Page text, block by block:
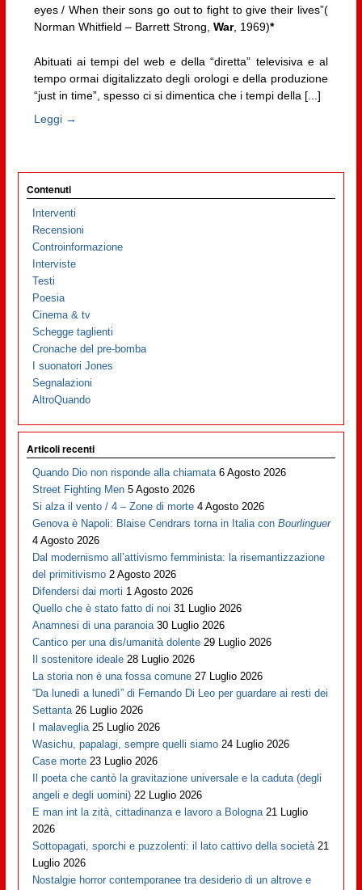
eyes / When their sons go out to fight to give their lives”(
Norman Whitfield – Barrett Strong, War, 1969)*
Abituati ai tempi del web e della “diretta” televisiva e al
tempo ormai digitalizzato degli orologi e della produzione
“just in time”, spesso ci si dimentica che i tempi della [...]
Leggi →
Contenuti
Interventi
Recensioni
Controinformazione
Interviste
Testi
Poesia
Cinema & tv
Schegge taglienti
Cronache del pre-bomba
I suonatori Jones
Segnalazioni
AltroQuando
Articoli recenti
Quando Dio non risponde alla chiamata 6 Agosto 2026
Street Fighting Men 5 Agosto 2026
Si alza il vento / 4 – Zone di morte 4 Agosto 2026
Genova è Napoli: Blaise Cendrars torna in Italia conBourlinguer
4 Agosto 2026
Dal modernismo all’attivismo femminista: la risemantizzazione
del primitivismo 2 Agosto 2026
Difendersi dai morti 1 Agosto 2026
Quello che è stato fatto di noi 31 Luglio 2026
Anamnesi di una paranoia 30 Luglio 2026
Cantico per una dis/umanità dolente 29 Luglio 2026
Il sostenitore ideale 28 Luglio 2026
La storia non è una fossa comune 27 Luglio 2026
“Da lunedì a lunedì” di Fernando Di Leo per guardare ai resti dei
Settanta 26 Luglio 2026
I malaveglia 25 Luglio 2026
Wasichu, papalagi, sempre quelli siamo 24 Luglio 2026
Case morte 23 Luglio 2026
Il poeta che cantò la gravitazione universale e la caduta (degli
angeli e degli uomini) 22 Luglio 2026
E man int la zità, cittadinanza e lavoro a Bologna 21 Luglio
2026
Sottopagati, sporchi e puzzolenti: il lato cattivo della società 21
Luglio 2026
Nostalgie horror contemporanee tra desiderio di un altrove e